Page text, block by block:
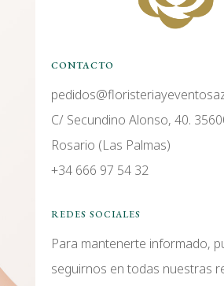
CONTACTO
C/ Secundino Alonso, 40.
Rosario (Las Palmas)
+34 666 97 54 32
REDES SOCIALES
Para mantenerte informado,
seguirnos en todas nuestras